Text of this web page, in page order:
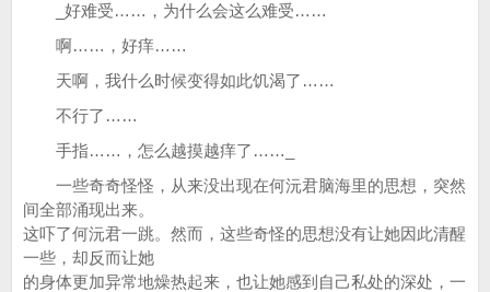
_好难受……，为什么会这么难受……
啊……，好痒……
天啊，我什么时候变得如此饥渴了……
不行了……
手指……，怎么越摸越痒了……_
一些奇奇怪怪，从来没出现在何沅君脑海里的思想，突然
间全部涌现出来。
这吓了何沅君一跳。然而，这些奇怪的思想没有让她因此清醒
一些，却反而让她
的身体更加异常地燥热起来，也让她感到自己私处的深处，一